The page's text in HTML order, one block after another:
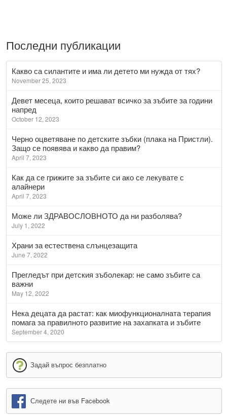
Последни публикации
Какво са силантите и има ли детето ми нужда от тях?
November 25, 2023
Девет месеца, които решават всичко за зъбите за години
напред
October 12, 2023
Черно оцветяване по детските зъбки (плака на Пристли).
Защо се появява и какво да правим?
April 7, 2023
Как да се грижите за зъбите си ако се лекувате с
алайнери
April 7, 2023
Може ли ЗДРАВОСЛОВНОТО да ни разболява?
July 1, 2022
Храни за естествена слънцезащита
June 7, 2022
Прегледът при детския зъболекар: не само зъбите са
важни
May 12, 2022
Нека децата да растат: как миофункционалната терапия
помага за правилното развитие на захапката и зъбите
September 4, 2020
Задай въпрос безплатно
Следете ни във Facebook